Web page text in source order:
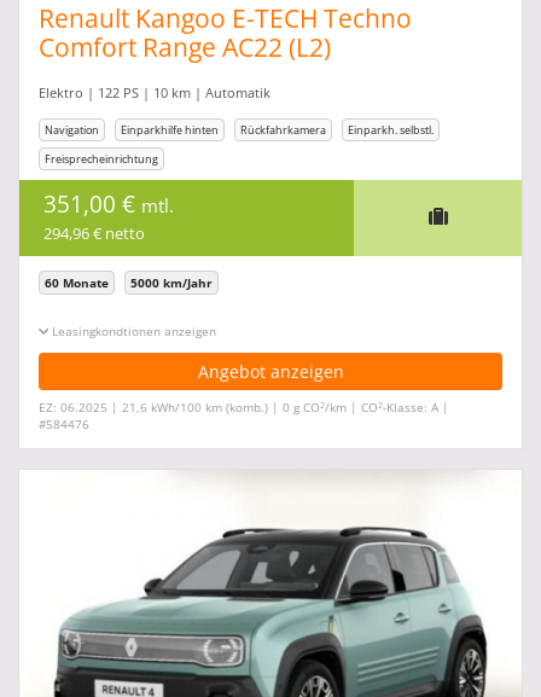
Renault Kangoo E-TECH Techno
Comfort Range AC22 (L2)
Elektro | 122 PS | 10 km | Automatik
Navigation Einparkhilfe hinten Rückfahrkamera
Einparkh. selbstl.
Freisprecheinrichtung
351,00 € mtl.
294,96 € netto
60 Monate 5000 km/Jahr
Leasingkonditionen ein-/ausblenden
Angebot anzeigen
EZ: 06.2025 | 21,6 kWh/100 km (komb.) | 0 g CO2/km | CO2-Klasse: A |
#584476